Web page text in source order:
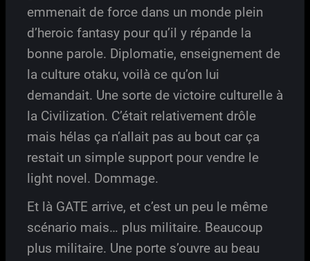
emmenait de force dans un monde plein
d’heroic fantasy pour qu’il y répande la
bonne parole. Diplomatie, enseignement de
la culture otaku, voilà ce qu’on lui
demandait. Une sorte de victoire culturelle à
la Civilization. C’était relativement drôle
mais hélas ça n’allait pas au bout car ça
restait un simple support pour vendre le
light novel. Dommage.
Et là GATE arrive, et c’est un peu le même
scénario mais… plus militaire. Beaucoup
plus militaire. Une porte s’ouvre au beau